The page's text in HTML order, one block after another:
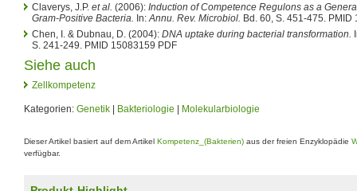
Claverys, J.P. et al. (2006): Induction of Competence Regulons as a
Gram-Positive Bacteria. In:Annu. Rev. Microbiol. Bd. 60, S. 451-475. PMID
Chen, I. & Dubnau, D. (2004): DNA uptake during bacterial transformation.
S. 241-249. PMID 15083159 PDF
Siehe auch
Zellkompetenz
Kategorien: Genetik Bakteriologie Molekularbiologie
Dieser Artikel basiert auf dem Artikel Kompetenz_(Bakterien) aus der freien Enzyklopädie
verfügbar.